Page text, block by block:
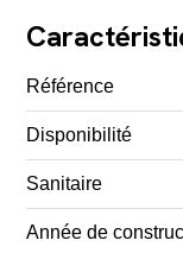
Référence
Disponibilité
Sanitaire
Année de